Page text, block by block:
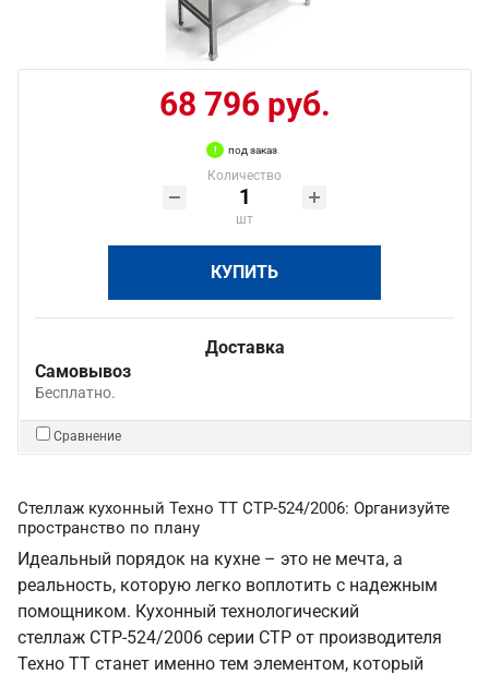
68 796 руб.
под заказ
Количество
шт
КУПИТЬ
Доставка
Самовывоз
Бесплатно.
Сравнение
Стеллаж кухонный Техно ТТ СТР-524/2006: Организуйте
пространство по плану
Идеальный порядок на кухне – это не мечта, а
реальность, которую легко воплотить с надежным
помощником. Кухонный технологический
стеллаж СТР-524/2006 серии СТР от производителя
Техно ТТ станет именно тем элементом, который